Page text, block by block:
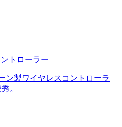
トローラー
ン製ワイヤレスコントローラ
。